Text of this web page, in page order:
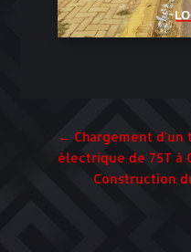
← Chargement d'un
électrique de 75T à
Construction